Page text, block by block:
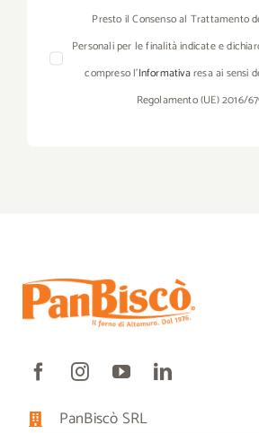
Presto il Consenso al Trattamento
Personali per le finalità indicate e
compreso l’Informativaresa ai sensi
Regolamento (UE) 2016/
PanBiscò SRL